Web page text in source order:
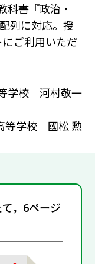
科書『政治・
列に対応。授
ご利用いただ
学校 河村敬一
等学校 國松 勲
，6ページ